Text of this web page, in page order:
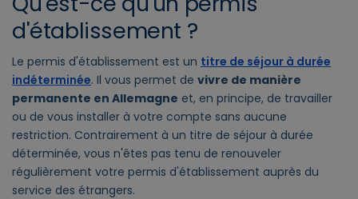
d'établissement ?
Le permis d'établissement est un titre de séjour à durée
indéterminée. Il vous permet de vivre de manière
permanente en Allemagne et, en principe, de travailler
ou de vous installer à votre compte sans aucune
restriction. Contrairement à un titre de séjour à durée
déterminée, vous n'êtes pas tenu de renouveler
régulièrement votre permis d'établissement auprès du
service des étrangers.